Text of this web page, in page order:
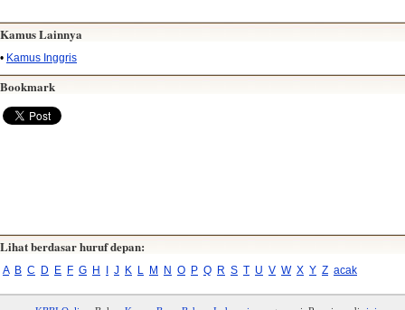
Kamus Lainnya
• Kamus Inggris
Bookmark
Lihat berdasar huruf depan:
A B C D E F G H I J K L M N O P Q R S T U V W X Y Z acak